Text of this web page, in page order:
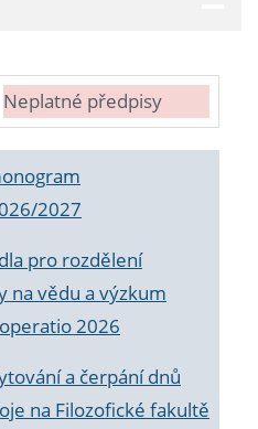
Neplatné předpisy
2027
pro rozdělení
na vědu a výzkum
2026
a čerpání dnů
na Filozofické fakultě